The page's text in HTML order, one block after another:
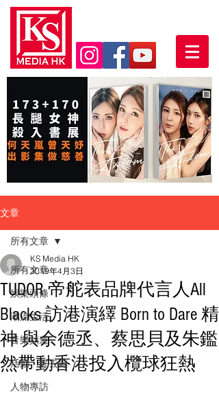
文章
所有文章
娛樂頭條
潮流生活
音樂頻道
活動・好去處
人物專訪
所有文章
TUDOR 帝舵表品牌代言人All
Blacks 訪港演繹 Born to Dare 精
神 與余德丞、蔡思貝及朱鑑
然帶動香港投入欖球狂熱
KS Media HK
2019年4月3日